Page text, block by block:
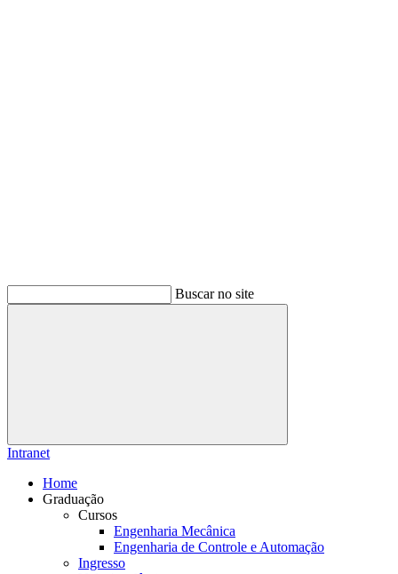
Buscar no site
Buscar
Intranet
Home
Graduação
Cursos
Engenharia Mecânica
Engenharia de Controle e Automação
Ingresso